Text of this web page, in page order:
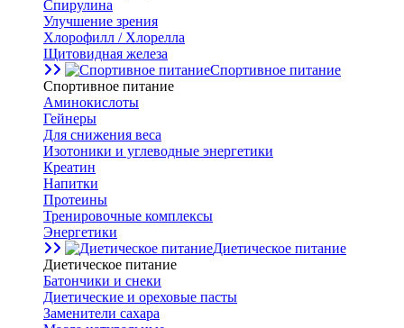
Спирулина
Улучшение зрения
Хлорофилл / Хлорелла
Щитовидная железа
Спортивное питание
Спортивное питание
Аминокислоты
Гейнеры
Для снижения веса
Изотоники и углеводные энергетики
Креатин
Напитки
Протеины
Тренировочные комплексы
Энергетики
Диетическое питание
Диетическое питание
Батончики и снеки
Диетические и ореховые пасты
Заменители сахара